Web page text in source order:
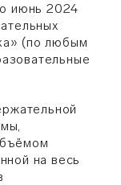
июнь 2024
(по любым
на весь